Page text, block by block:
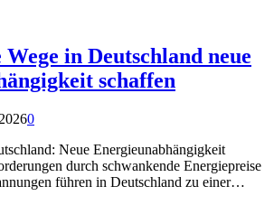
in Deutschland neue
schaffen
0
Neue Energieunabhängigkeit
durch schwankende Energiepreise
führen in Deutschland zu einer…